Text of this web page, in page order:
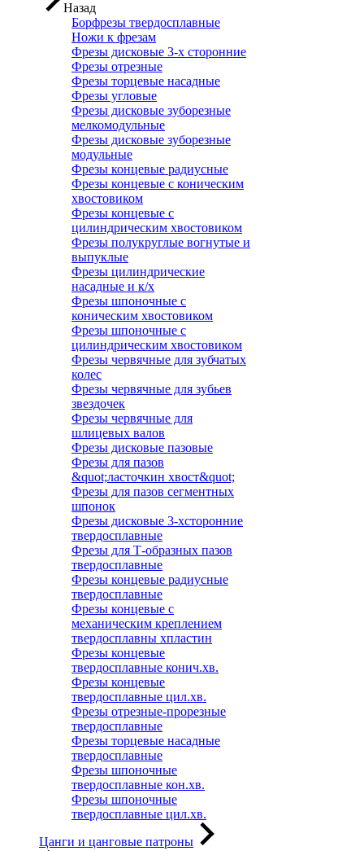
Назад
Борфрезы твердосплавные
Ножи к фрезам
Фрезы дисковые 3-х сторонние
Фрезы отрезные
Фрезы торцевые насадные
Фрезы угловые
Фрезы дисковые зуборезные
мелкомодульные
Фрезы дисковые зуборезные
модульные
Фрезы концевые радиусные
Фрезы концевые с коническим
хвостовиком
Фрезы концевые с
цилиндрическим хвостовиком
Фрезы полукруглые вогнутые и
выпуклые
Фрезы цилиндрические
насадные и к/х
Фрезы шпоночные с
коническим хвостовиком
Фрезы шпоночные с
цилиндрическим хвостовиком
Фрезы червячные для зубчатых
колес
Фрезы червячные для зубьев
звездочек
Фрезы червячные для
шлицевых валов
Фрезы дисковые пазовые
Фрезы для пазов
&quot;ласточкин хвост&quot;
Фрезы для пазов сегментных
шпонок
Фрезы дисковые 3-хсторонние
твердосплавные
Фрезы для Т-образных пазов
твердосплавные
Фрезы концевые радиусные
твердосплавные
Фрезы концевые с
механическим креплением
твердосплавны хпластин
Фрезы концевые
твердосплавные конич.хв.
Фрезы концевые
твердосплавные цил.хв.
Фрезы отрезные-прорезные
твердосплавные
Фрезы торцевые насадные
твердосплавные
Фрезы шпоночные
твердосплавные кон.хв.
Фрезы шпоночные
твердосплавные цил.хв.
Цанги и цанговые патроны